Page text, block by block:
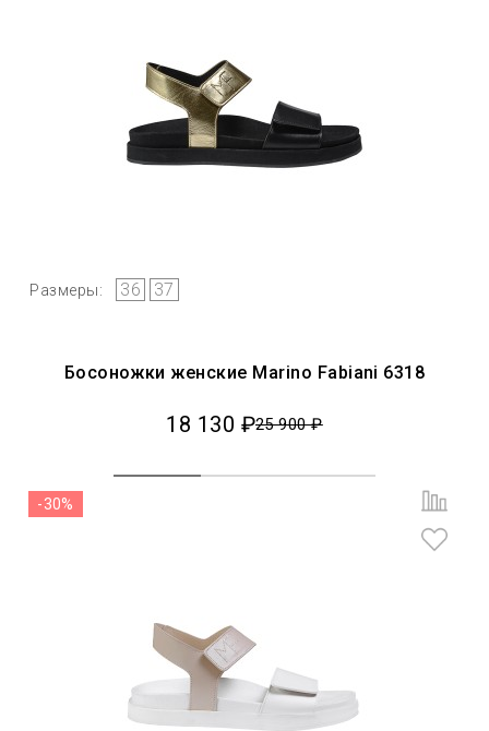
Размеры: 36 37
Босоножки женские Marino Fabiani 6318
18 130 ₽25 900 ₽
-30%